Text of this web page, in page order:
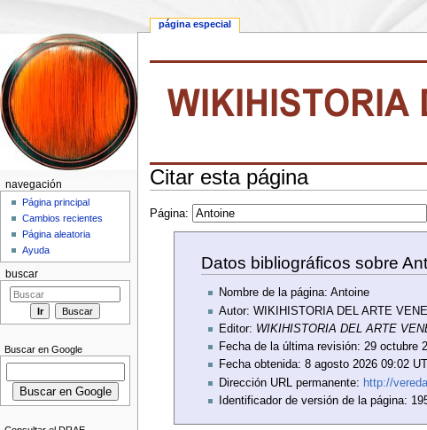
Citar esta página
Página:
Datos bibliográficos sobre
Nombre de la página: Antoine
Autor: WIKIHISTORIA DEL ARTE
Editor: WIKIHISTORIA DEL ARTE
Fecha de la última revisión: 29 octubre
Fecha obtenida: 8 agosto 2026 09:02
Dirección URL permanente: http://
Identificador de versión de la página:
página especial
navegación
Página principal
Cambios recientes
Página aleatoria
Ayuda
buscar
Buscar en Google